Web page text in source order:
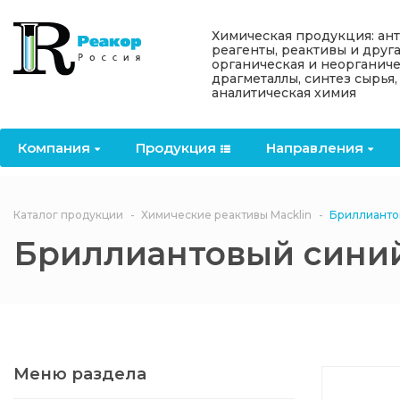
Компания Продукция Направления
Назад
Компания
Лицензии
Документы
Филиалы
Назад
Продукция
OceanСhem
Антипирены
антипирены
3ASenrise
Назад
Направления
Отвердители
Назад
Информация
Акции
Политика
конфиденциальности
Химическая продукция:
реагенты, реактивы и
органическая и
драгметаллы, синтез сырья,
аналитическая химия
Каталог продукции Химические реактивы Macklin
Бриллиантовый
Меню раздела